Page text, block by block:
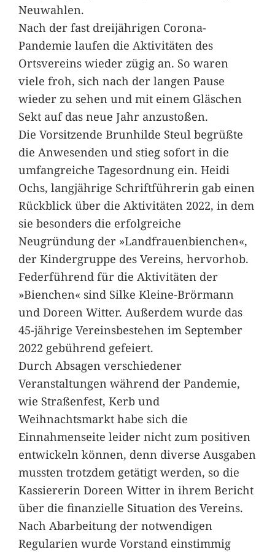
Neuwahlen.
Nach der fast dreijährigen Corona-
Pandemie laufen die Aktivitäten des
Ortsvereins wieder zügig an. So waren
viele froh, sich nach der langen Pause
wieder zu sehen und mit einem Gläschen
Sekt auf das neue Jahr anzustoßen.
Die Vorsitzende Brunhilde Steul begrüßte
die Anwesenden und stieg sofort in die
umfangreiche Tagesordnung ein. Heidi
Ochs, langjährige Schriftführerin gab einen
Rückblick über die Aktivitäten 2022, in dem
sie besonders die erfolgreiche
Neugründung der »Landfrauenbienchen«,
der Kindergruppe des Vereins, hervorhob.
Federführend für die Aktivitäten der
»Bienchen« sind Silke Kleine-Brörmann
und Doreen Witter. Außerdem wurde das
45-jährige Vereinsbestehen im September
2022 gebührend gefeiert.
Durch Absagen verschiedener
Veranstaltungen während der Pandemie,
wie Straßenfest, Kerb und
Weihnachtsmarkt habe sich die
Einnahmenseite leider nicht zum positiven
entwickeln können, denn diverse Ausgaben
mussten trotzdem getätigt werden, so die
Kassiererin Doreen Witter in ihrem Bericht
über die finanzielle Situation des Vereins.
Nach Abarbeitung der notwendigen
Regularien wurde Vorstand einstimmig